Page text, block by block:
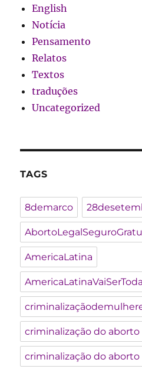
English
Notícia
Pensamento
Relatos
Textos
traduções
Uncategorized
TAGS
8demarco
AmericaLatina
criminalização do aborto
criminalização do aborto